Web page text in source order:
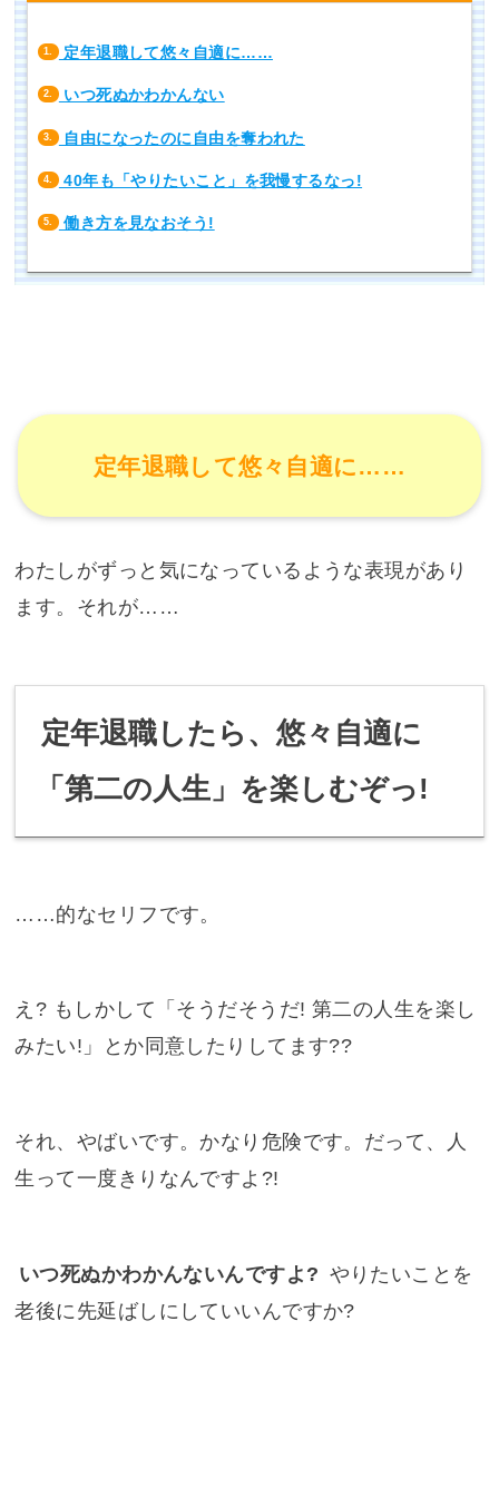
1. 定年退職して悠々自適に……
2. いつ死ぬかわかんない
3. 自由になったのに自由を奪われた
4. 40年も「やりたいこと」を我慢するなっ!
5. 働き方を見なおそう!
定年退職して悠々自適に……
わたしがずっと気になっているような表現があり
ます。それが……
定年退職したら、悠々自適に
「第二の人生」を楽しむぞっ!
……的なセリフです。
え? もしかして「そうだそうだ! 第二の人生を楽し
みたい!」とか同意したりしてます??
それ、やばいです。かなり危険です。だって、人
生って一度きりなんですよ?!
いつ死ぬかわかんないんですよ? やりたいことを
老後に先延ばしにしていいんですか?